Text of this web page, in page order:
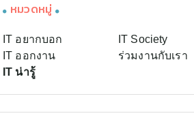
หมวดหมู่
IT อยากบอก
IT ออกงาน
IT น่ารู้
IT Society
ร่วมงานกับเรา